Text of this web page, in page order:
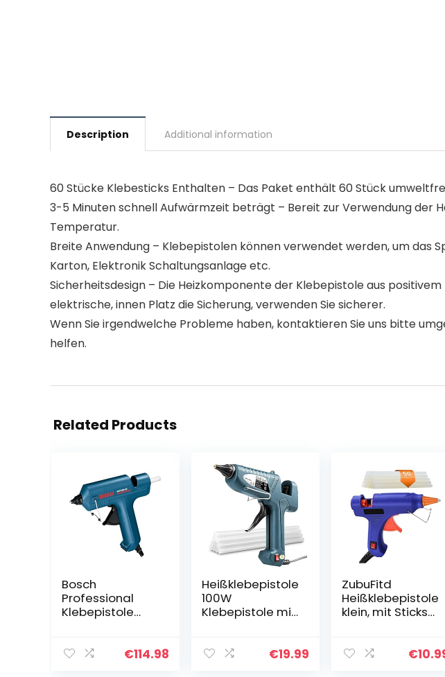
Description Additional information
60 Stücke Klebesticks Enthalten – Das Paket enthält 60 Stück
3-5 Minuten schnell Aufwärmzeit beträgt – Bereit zur Verwendung der
Temperatur.
Breite Anwendung – Klebepistolen können verwendet werden, um das
Karton, Elektronik Schaltungsanlage etc.
Sicherheitsdesign – Die Heizkomponente der Klebepistole aus
elektrische, innen Platz die Sicherung, verwenden Sie sicherer.
Wenn Sie irgendwelche Probleme haben, kontaktieren Sie uns bitte
helfen.
Related Products
Bosch
Professional
Klebepistole
200 mm, im€114.98
Heißklebepistole
100W
Klebepistole mit
Fachmann Glue
€19.99
ZubuFitd
Heißklebepistole
klein, mit Sticks
schnelles
€